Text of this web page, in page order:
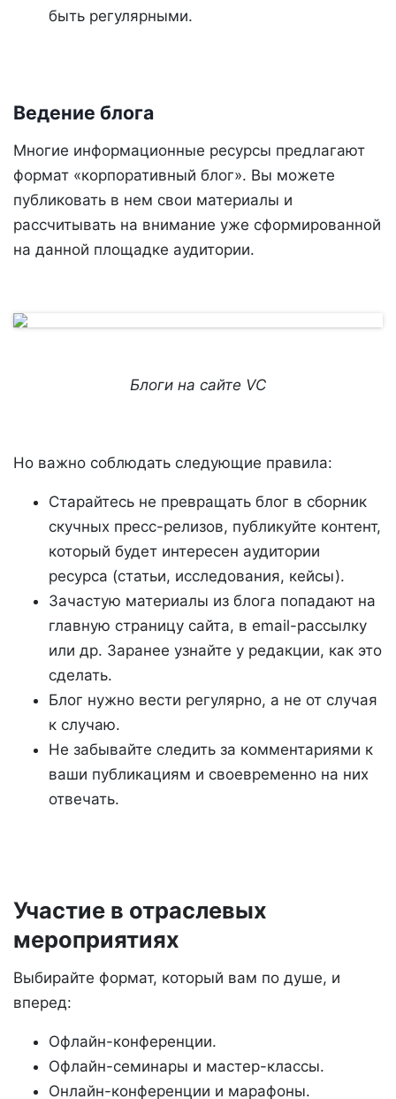
быть регулярными.
Ведение блога
Многие информационные ресурсы предлагают
формат «корпоративный блог». Вы можете
публиковать в нем свои материалы и
рассчитывать на внимание уже сформированной
на данной площадке аудитории.
Блоги на сайте VC
Но важно соблюдать следующие правила:
Старайтесь не превращать блог в сборник
скучных пресс-релизов, публикуйте контент,
который будет интересен аудитории
ресурса (статьи, исследования, кейсы).
Зачастую материалы из блога попадают на
главную страницу сайта, в email-рассылку
или др. Заранее узнайте у редакции, как это
сделать.
Блог нужно вести регулярно, а не от случая
к случаю.
Не забывайте следить за комментариями к
ваши публикациям и своевременно на них
отвечать.
Участие в отраслевых
мероприятиях
Выбирайте формат, который вам по душе, и
вперед:
Офлайн-конференции.
Офлайн-семинары и мастер-классы.
Онлайн-конференции и марафоны.